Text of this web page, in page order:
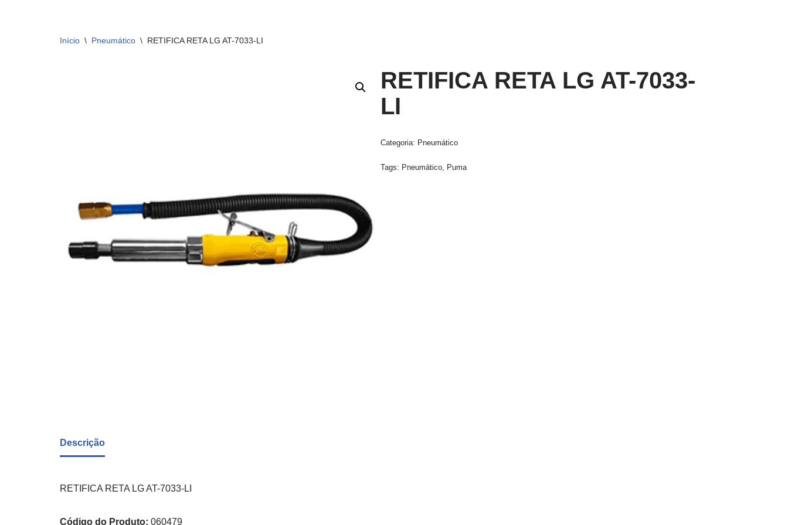
Início \ Pneumático \ RETIFICA RETA LG AT-7033-LI
RETIFICA RETA LG AT-7033-
LI
Categoria: Pneumático
Tags: Pneumático Puma
Descrição
RETIFICA RETA LG AT-7033-LI
Código do Produto: 060479